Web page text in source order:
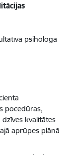
psihologa
pocedūras,
kvalitātes
aprūpes plānā